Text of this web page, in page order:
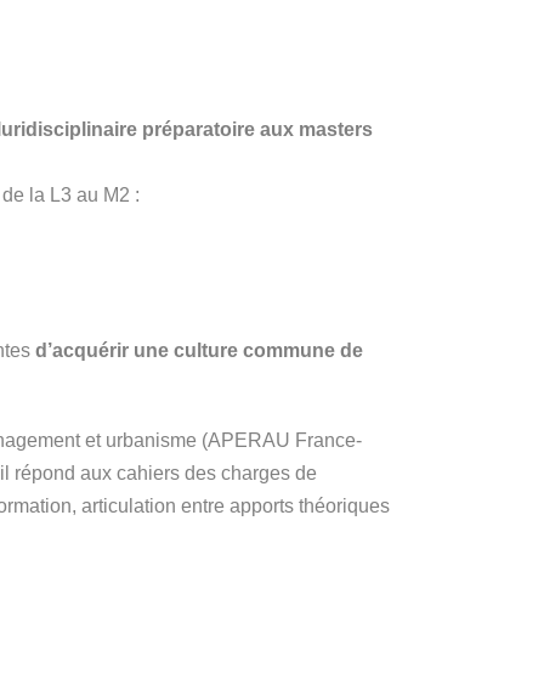
préparatoire aux masters
la L3 au M2 :
d’acquérir une culture commune de
et urbanisme (APERAU France-
répond aux cahiers des charges de
articulation entre apports théoriques